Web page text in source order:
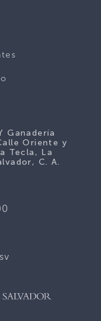
Ganadería
Oriente y
Tecla, La
C. A.